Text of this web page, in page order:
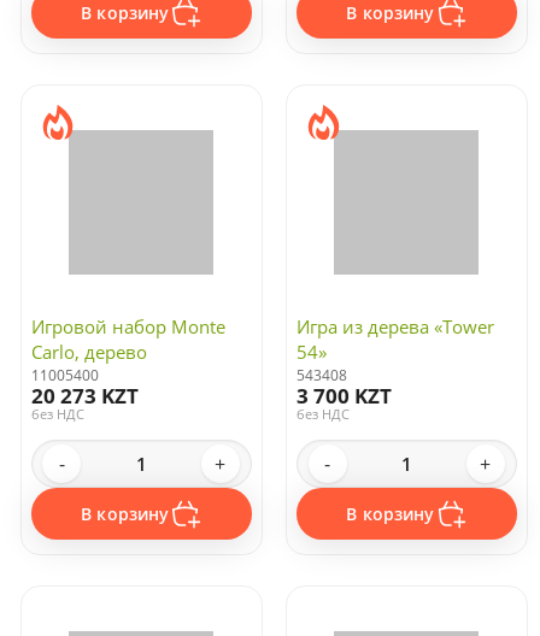
В корзину В корзину
Игровой набор Monte
Carlo, дерево
11005400
20 273 KZT
без НДС
- +
В корзину
Игра из дерева «Tower
54»
543408
3 700 KZT
без НДС
- +
В корзину